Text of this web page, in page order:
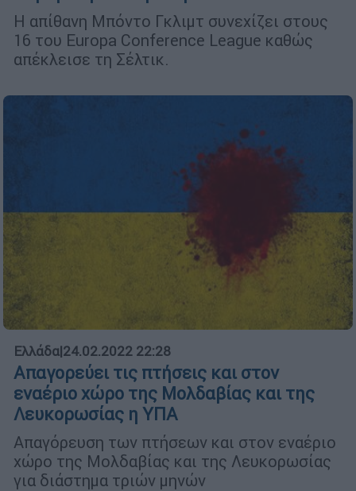
Η απίθανη Μπόντο Γκλιμτ συνεχίζει στους
16 του Europa Conference League καθώς
απέκλεισε τη Σέλτικ.
Ελλάδα|24.02.2022 22:28
Απαγορεύει τις πτήσεις και στον
εναέριο χώρο της Μολδαβίας και της
Λευκορωσίας η ΥΠΑ
Απαγόρευση των πτήσεων και στον εναέριο
χώρο της Μολδαβίας και της Λευκορωσίας
για διάστημα τριών μηνών